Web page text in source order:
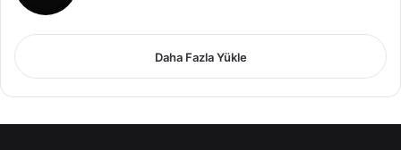
Daha Fazla Yükle